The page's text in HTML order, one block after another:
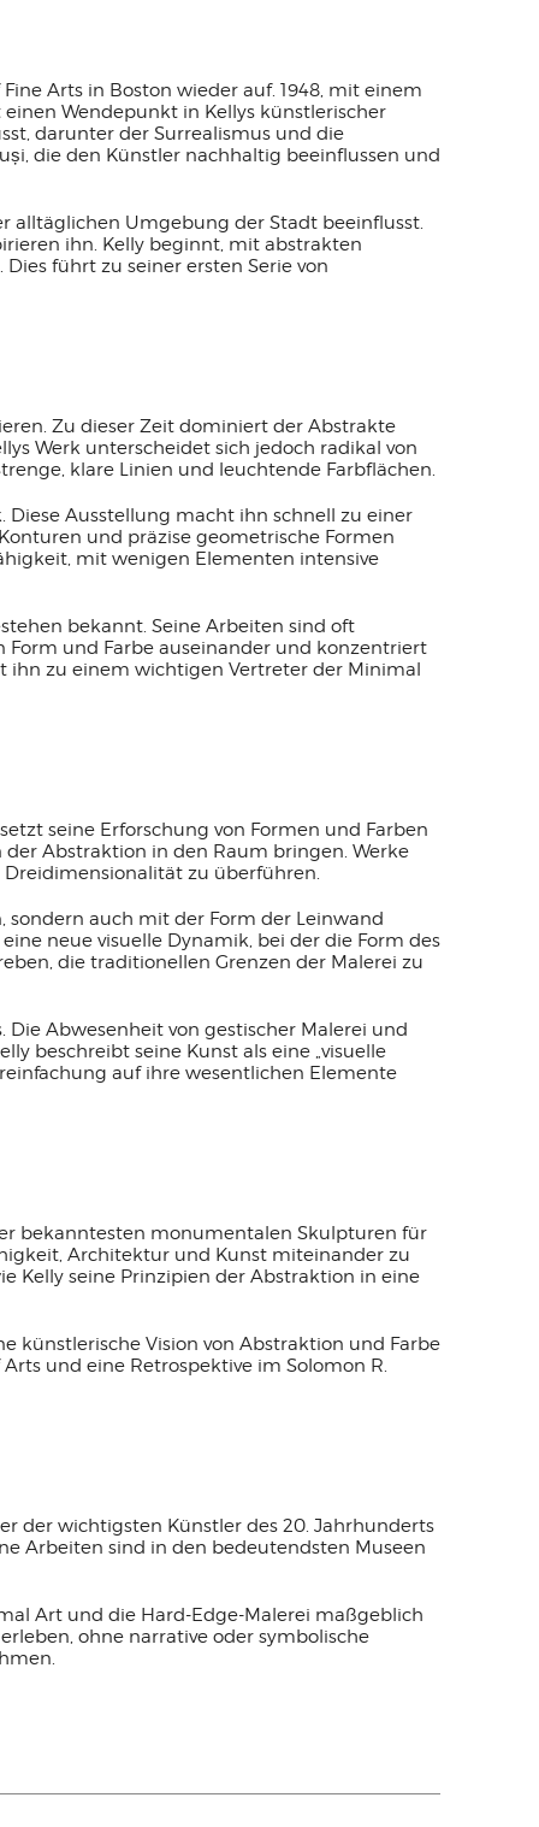
Arts in Boston wieder auf. 1948, mit einem
Wendepunkt in Kellys künstlerischer
darunter der Surrealismus und die
die den Künstler nachhaltig beeinflussen und
alltäglichen Umgebung der Stadt beeinflusst.
ihn. Kelly beginnt, mit abstrakten
führt zu seiner ersten Serie von
Zu dieser Zeit dominiert der Abstrakte
Werk unterscheidet sich jedoch radikal von
klare Linien und leuchtende Farbflächen.
Diese Ausstellung macht ihn schnell zu einer
und präzise geometrische Formen
mit wenigen Elementen intensive
bekannt. Seine Arbeiten sind oft
und Farbe auseinander und konzentriert
ihn zu einem wichtigen Vertreter der Minimal
seine Erforschung von Formen und Farben
Abstraktion in den Raum bringen. Werke
zu überführen.
sondern auch mit der Form der Leinwand
neue visuelle Dynamik, bei der die Form des
die traditionellen Grenzen der Malerei zu
Abwesenheit von gestischer Malerei und
beschreibt seine Kunst als eine „visuelle
auf ihre wesentlichen Elemente
bekanntesten monumentalen Skulpturen für
Architektur und Kunst miteinander zu
Kelly seine Prinzipien der Abstraktion in eine
künstlerische Vision von Abstraktion und Farbe
und eine Retrospektive im Solomon R.
der wichtigsten Künstler des 20. Jahrhunderts
Arbeiten sind in den bedeutendsten Museen
Art und die Hard-Edge-Malerei maßgeblich
ohne narrative oder symbolische